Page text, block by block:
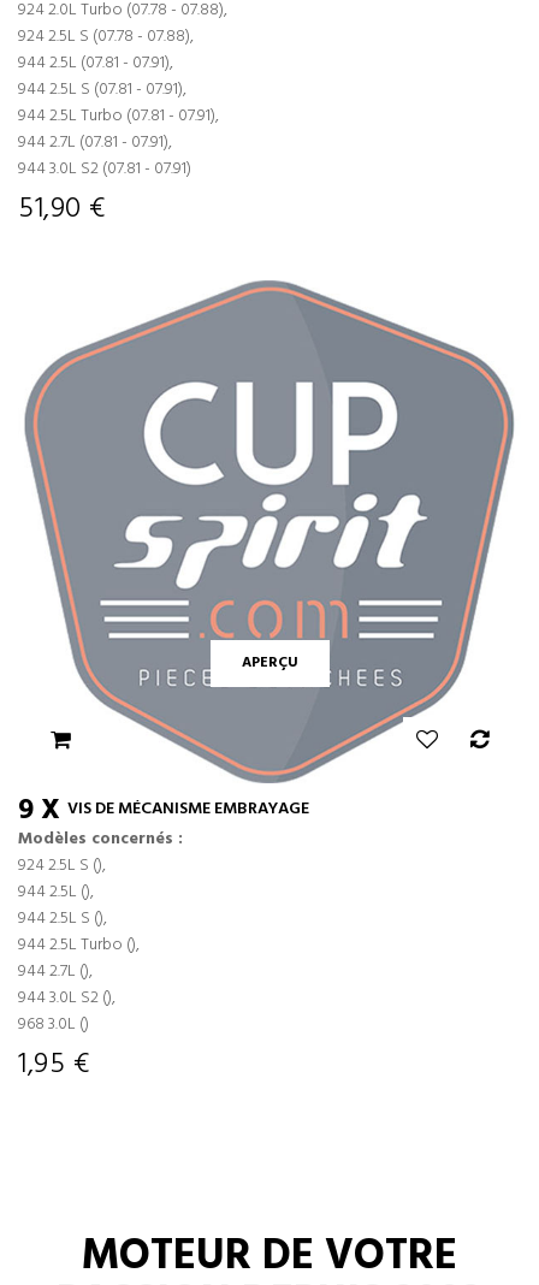
924 2.0L Turbo (07.78 - 07.88),
924 2.5L S (07.78 - 07.88),
944 2.5L (07.81 - 07.91),
944 2.5L S (07.81 - 07.91),
944 2.5L Turbo (07.81 - 07.91),
944 2.7L (07.81 - 07.91),
944 3.0L S2 (07.81 - 07.91)
51,90 €
APERÇU
9 X VIS DE MÉCANISME EMBRAYAGE
Modèles concernés :
924 2.5L S (),
944 2.5L (),
944 2.5L S (),
944 2.5L Turbo (),
944 2.7L (),
944 3.0L S2 (),
968 3.0L ()
1,95 €
MOTEUR DE VOTRE